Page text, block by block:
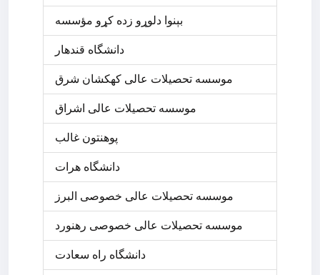
بېنوا دلوړو زده کړو مؤسسه
دانشگاه قندهار
موسسه تحصیلات عالی کهکشان شرق
موسسه تحصیلات عالی اشراق
پوهنتون غالب
دانشگاه هرات
موسسه تحصیلات عالی خصوصی البرز
موسسه تحصیلات عالی خصوصی رهنورد
دانشگاه راه سعادت